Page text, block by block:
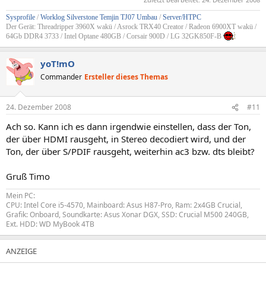
Sysprofile / Worklog Silverstone Temjin TJ07 Umbau / Server/HTPC
Der Gerät: Threadripper 3960X wakü / Asrock TRX40 Creator / Radeon 6900XT wakü /
64Gb DDR4 3733 / Intel Optane 480GB / Corsair 900D / LG 32GK850F-B
yoT!mO
Commander Ersteller dieses Themas
24. Dezember 2008 #11
Ach so. Kann ich es dann irgendwie einstellen, dass der Ton,
der über HDMI rausgeht, in Stereo decodiert wird, und der
Ton, der über S/PDIF rausgeht, weiterhin ac3 bzw. dts bleibt?
Gruß Timo
Mein PC:
CPU: Intel Core i5-4570, Mainboard: Asus H87-Pro, Ram: 2x4GB Crucial,
Grafik: Onboard, Soundkarte: Asus Xonar DGX, SSD: Crucial M500 240GB,
Ext. HDD: WD MyBook 4TB